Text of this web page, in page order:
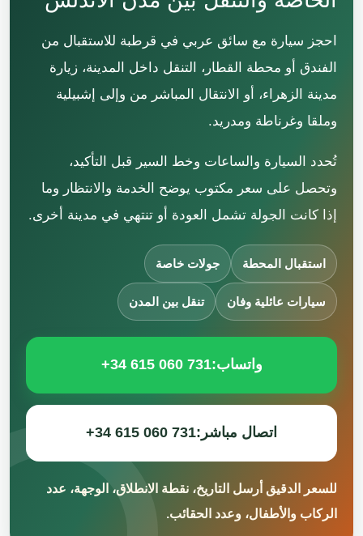
احجز سيارة مع سائق عربي في قرطبة للاستقبال من
الفندق أو محطة القطار، التنقل داخل المدينة، زيارة
مدينة الزهراء، أو الانتقال المباشر من وإلى إشبيلية
وملقا وغرناطة ومدريد.
تُحدد السيارة والساعات وخط السير قبل التأكيد،
وتحصل على سعر مكتوب يوضح الخدمة والانتظار وما
إذا كانت الجولة تشمل العودة أو تنتهي في مدينة أخرى.
استقبال المحطة جولات خاصة
سيارات عائلية وفان تنقل بين المدن
واتساب:+34 615 060 731
اتصال مباشر:+34 615 060 731
للسعر الدقيق أرسل التاريخ، نقطة الانطلاق، الوجهة، عدد
الركاب والأطفال، وعدد الحقائب.